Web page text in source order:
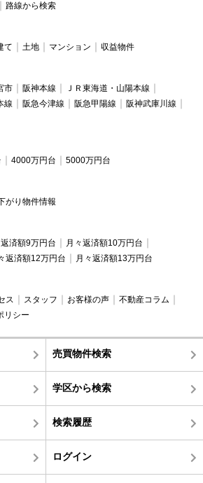
路線から検索
て 土地 マンション 収益物件
市 阪神本線
ＪＲ東海道・山陽本線
線 阪急今津線 阪急甲陽線
阪神武庫川線
4000万円台 5000万円台
がり物件情報
済額9万円台
月々返済額10万円台
返済額12万円台 月々返済額13万円台
ス スタッフ お客様の声
不動産コラム
リシー
売買物件検索
学区から検索
検索履歴
ログイン